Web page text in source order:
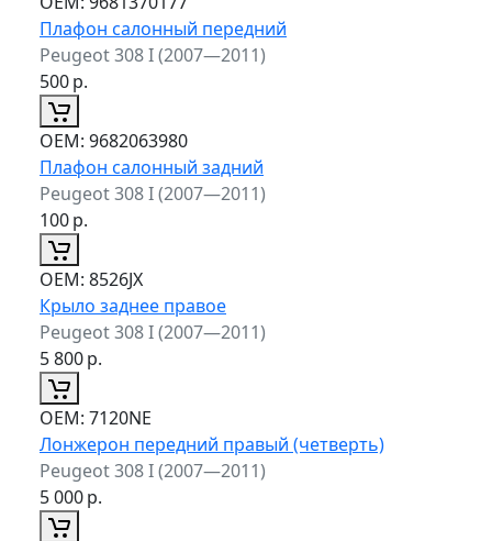
Плафон салонный передний
Peugeot 308 I (2007—2011)
500р.
ОЕМ: 9682063980
Плафон салонный задний
Peugeot 308 I (2007—2011)
100р.
ОЕМ: 8526JX
Крыло заднее правое
Peugeot 308 I (2007—2011)
5 800р.
ОЕМ: 7120NE
Лонжерон передний правый (четверть)
Peugeot 308 I (2007—2011)
5 000р.